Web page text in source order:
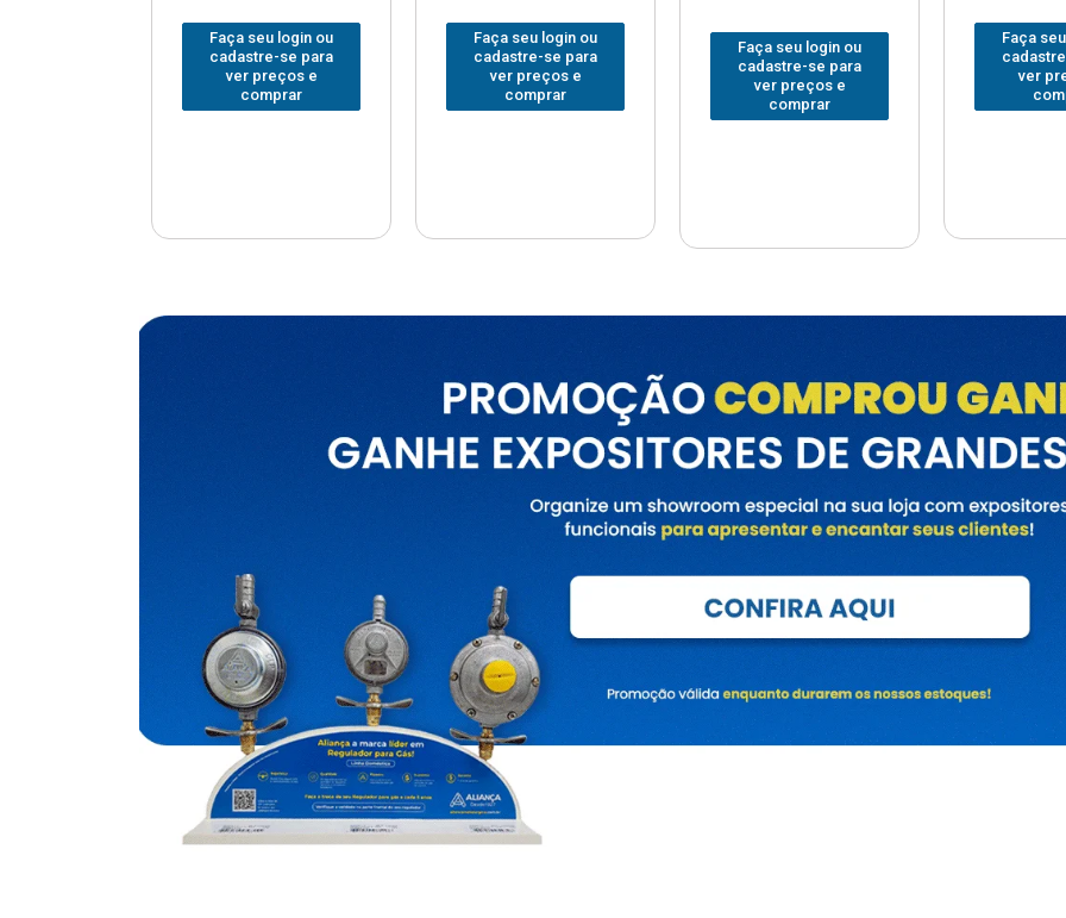
Faça seu login ou
cadastre-se para
ver preços e
comprar
Faça seu login ou
cadastre-se para
ver preços e
comprar
Faça seu login ou
cadastre-se para
ver preços e
comprar
Faça
ver